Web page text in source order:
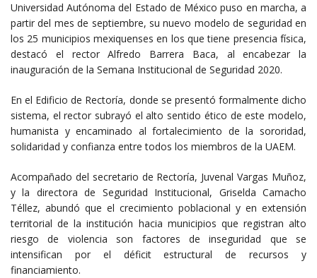
Universidad Autónoma del Estado de México puso en marcha, a
partir del mes de septiembre, su nuevo modelo de seguridad en
los 25 municipios mexiquenses en los que tiene presencia física,
destacó el rector Alfredo Barrera Baca, al encabezar la
inauguración de la Semana Institucional de Seguridad 2020.
En el Edificio de Rectoría, donde se presentó formalmente dicho
sistema, el rector subrayó el alto sentido ético de este modelo,
humanista y encaminado al fortalecimiento de la sororidad,
solidaridad y confianza entre todos los miembros de la UAEM.
Acompañado del secretario de Rectoría, Juvenal Vargas Muñoz,
y la directora de Seguridad Institucional, Griselda Camacho
Téllez, abundó que el crecimiento poblacional y en extensión
territorial de la institución hacia municipios que registran alto
riesgo de violencia son factores de inseguridad que se
intensifican por el déficit estructural de recursos y
financiamiento.​​